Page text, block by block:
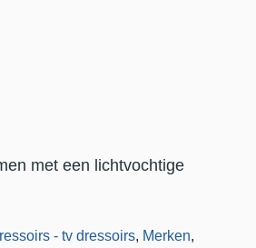
met een lichtvochtige
- tv dressoirs, Merken,